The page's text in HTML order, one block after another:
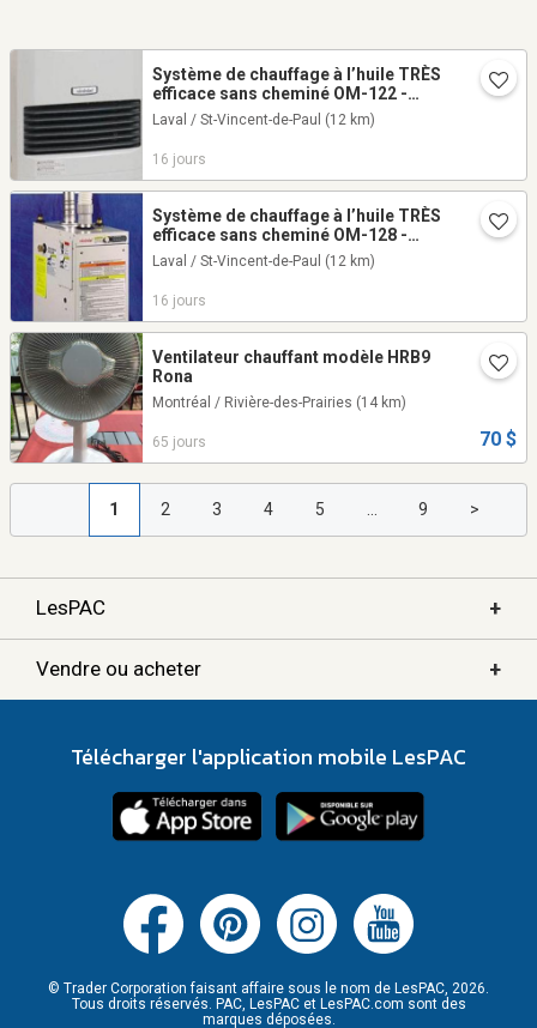
Système de chauffage à l’huile TRÈS
efficace sans cheminé OM-122 -
VOLTS.CA
Laval / St-Vincent-de-Paul (12 km)
16 jours
Système de chauffage à l’huile TRÈS
efficace sans cheminé OM-128 -
VOLTS.CA
Laval / St-Vincent-de-Paul (12 km)
16 jours
Ventilateur chauffant modèle HRB9
Rona
Montréal / Rivière-des-Prairies (14 km)
65 jours 70 $
1 2 3 4 5 9 >
LesPAC +
Vendre ou acheter +
Télécharger l'application mobile LesPAC
© Trader Corporation faisant affaire sous le nom de LesPAC, 2026.
Tous droits réservés. PAC, LesPAC et LesPAC.com sont des
marques déposées.